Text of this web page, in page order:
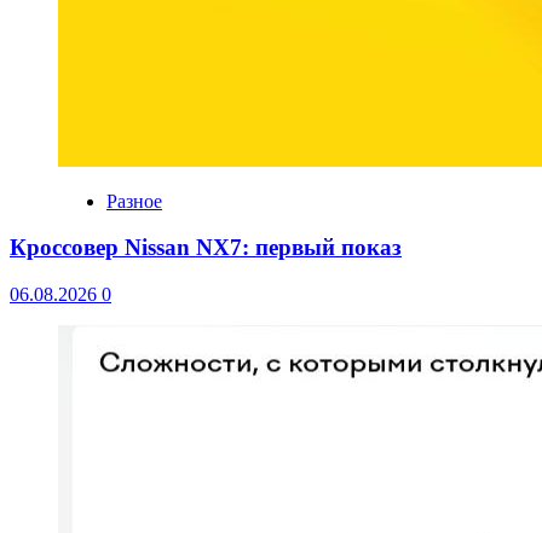
Разное
Кроссовер Nissan NX7: первый показ
06.08.2026 0